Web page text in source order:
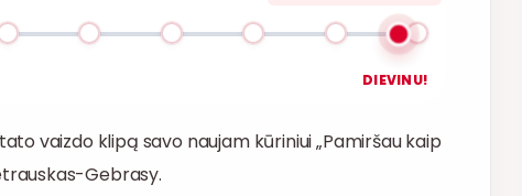
DIEVINU!
vaizdo klipą savo naujam kūriniui „Pamiršau kaip
Gebrasy.